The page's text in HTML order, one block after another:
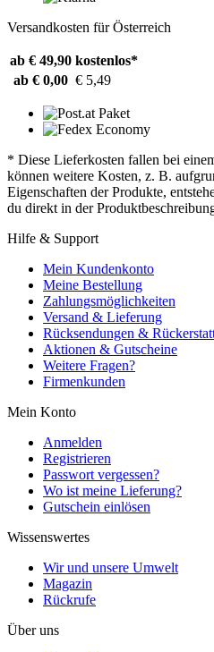
Versandkosten für Österreich
ab € 49,90 kostenlos*
ab € 0,00 € 5,49
* Diese Lieferkosten fallen bei
können weitere Kosten, z. B.
Eigenschaften der Produkte,
du direkt in der
Hilfe & Support
Mein Kundenkonto
Meine Bestellung
Zahlungsmöglichkeiten
Versand & Lieferung
Rücksendungen &
Aktionen & Gutscheine
Weitere Fragen?
Firmenkunden
Mein Konto
Anmelden
Registrieren
Passwort vergessen?
Wo ist meine Lieferung?
Gutschein einlösen
Wissenswertes
Wir und unsere Umwelt
Magazin
Rückrufe
Über uns